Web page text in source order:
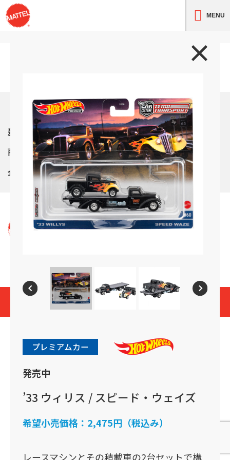
MENU
プレミアムカー
発売中
’33 ウィリス / スピード・ウェイズ
希望小売価格： 2,475円（税込み）
レースマシンとその積載車の2台セットで構
新着情報
商品紹介
企業情報
サイト利用条件
プライバシーポリシー
© 2026 Mattel. All Rights Reserved.